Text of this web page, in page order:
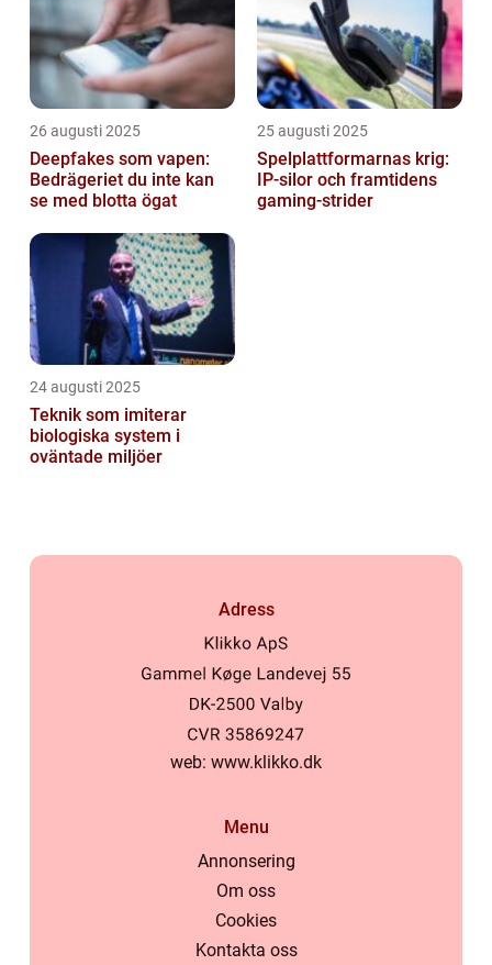
26 augusti 2025
Deepfakes som vapen:
Bedrägeriet du inte kan
se med blotta ögat
25 augusti 2025
Spelplattformarnas krig:
IP‑silor och framtidens
gaming‑strider
24 augusti 2025
Teknik som imiterar
biologiska system i
oväntade miljöer
Adress
web: www.klikko.dk
Menu
Annonsering
Om oss
Cookies
Kontakta oss